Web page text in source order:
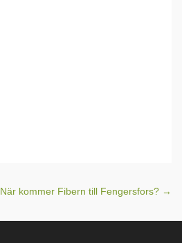
När kommer Fibern till Fengersfors? →